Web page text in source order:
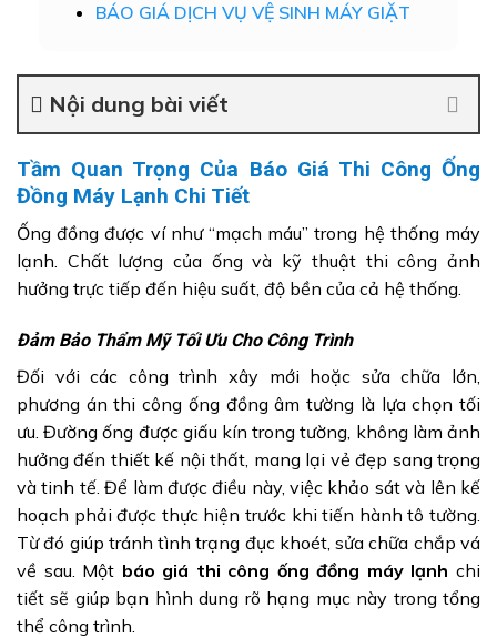
BÁO GIÁ DỊCH VỤ VỆ SINH MÁY GIẶT
Nội dung bài viết
Tầm Quan Trọng Của Báo Giá Thi Công Ống
Đồng Máy Lạnh Chi Tiết
Ống đồng được ví như “mạch máu” trong hệ thống máy
lạnh. Chất lượng của ống và kỹ thuật thi công ảnh
hưởng trực tiếp đến hiệu suất, độ bền của cả hệ thống.
Đảm Bảo Thẩm Mỹ Tối Ưu Cho Công Trình
Đối với các công trình xây mới hoặc sửa chữa lớn,
phương án thi công ống đồng âm tường là lựa chọn tối
ưu. Đường ống được giấu kín trong tường, không làm ảnh
hưởng đến thiết kế nội thất, mang lại vẻ đẹp sang trọng
và tinh tế. Để làm được điều này, việc khảo sát và lên kế
hoạch phải được thực hiện trước khi tiến hành tô tường.
Từ đó giúp tránh tình trạng đục khoét, sửa chữa chắp vá
về sau. Một báo giá thi công ống đồng máy lạnh chi
tiết sẽ giúp bạn hình dung rõ hạng mục này trong tổng
thể công trình.